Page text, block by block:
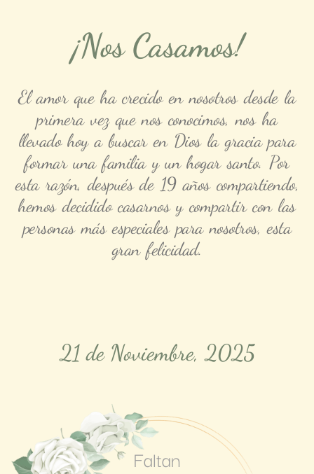
¡Nos Casamos!
El amor que ha crecido en nosotros desde la
primera vez que nos conocimos, nos ha
llevado hoy a buscar en Dios la gracia para
formar una familia y un hogar santo. Por
esta razón, después de 19 años compartiendo,
hemos decidido casarnos y compartir con las
personas más especiales para nosotros, esta
gran felicidad.
21 de Noviembre, 2025
Faltan